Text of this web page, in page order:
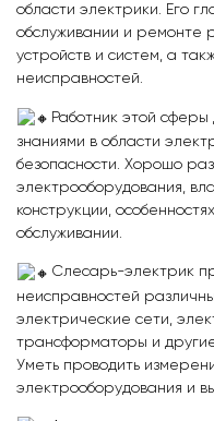
области электрики. Его
обслуживании и ремонте
устройств и систем, а
неисправностей.
Работник этой сферы
знаниями в области
безопасности. Хорошо
электрооборудования,
конструкции,
обслуживании.
Слесарь-электрик
неисправностей
электрические сети,
трансформаторы и
Уметь проводить
электрооборудования и